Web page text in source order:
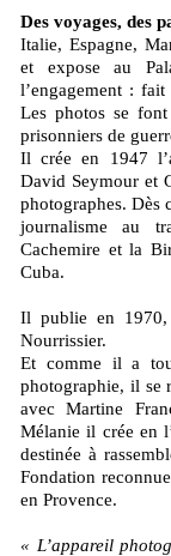
Des voyages, des
Italie, Espagne,
et expose au
l’engagement :
Les photos se
prisonniers de
Il crée en 1947
David Seymour et
photographes. Dès
journalisme au
Cachemire et la
Cuba.
Il publie en 1970,
Nourrissier.
Et comme il a
photographie, il se
avec Martine
Mélanie il crée en
destinée à
Fondation
en Provence.
« L’appareil